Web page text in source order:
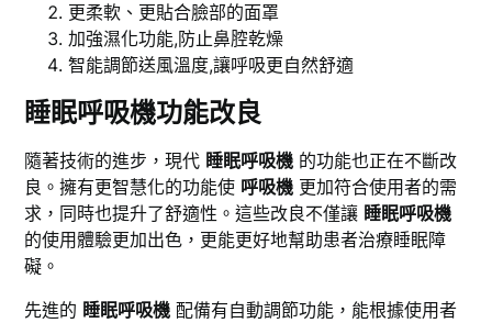
更柔軟、更貼合臉部的面罩
加強濕化功能,防止鼻腔乾燥
智能調節送風溫度,讓呼吸更自然舒適
睡眠呼吸機功能改良
隨著技術的進步，現代 睡眠呼吸機 的功能也正在不斷改
良。擁有更智慧化的功能使 呼吸機 更加符合使用者的需
求，同時也提升了舒適性。這些改良不僅讓 睡眠呼吸機
的使用體驗更加出色，更能更好地幫助患者治療睡眠障
礙。
先進的 睡眠呼吸機 配備有自動調節功能，能根據使用者